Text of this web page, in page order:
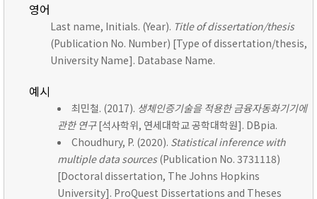
영어
Last name, Initials. (Year). Title of dissertation/thesis
(Publication No. Number) [Type of dissertation/thesis,
University Name]. Database Name.
예시
최민철. (2017). 생체인증기술을 적용한 금융자동화기기에
관한 연구[석사학위, 연세대학교 공학대학원]. DBpia.
Choudhury, P. (2020). Statistical inference with
multiple data sources(Publication No. 3731118)
[Doctoral dissertation, The Johns Hopkins
University]. ProQuest Dissertations and Theses